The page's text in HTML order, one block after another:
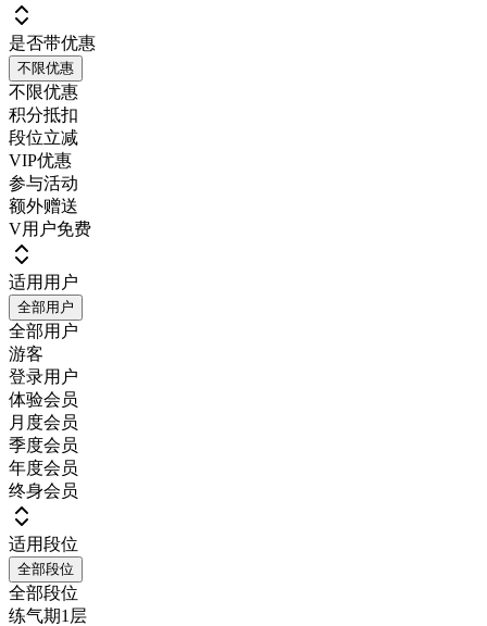
是否带优惠
不限优惠
不限优惠
积分抵扣
段位立减
VIP优惠
参与活动
额外赠送
V用户免费
适用用户
全部用户
全部用户
游客
登录用户
体验会员
月度会员
季度会员
年度会员
终身会员
适用段位
全部段位
全部段位
练气期1层